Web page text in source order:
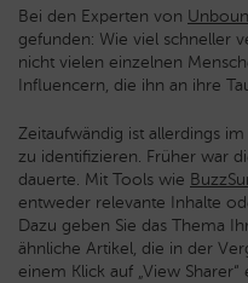
Bei den Experten von
gefunden: Wie viel schneller
nicht vielen einzelnen
Influencern, die ihn an ihre
Zeitaufwändig ist allerdings
zu identifizieren. Früher war
dauerte. Mit Tools wie
entweder relevante Inhalte
Dazu geben Sie das Thema
ähnliche Artikel, die in der
einem Klick auf „View